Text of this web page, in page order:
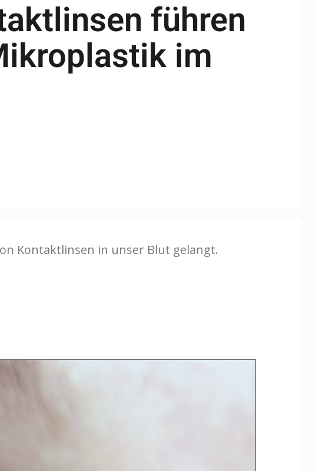
führen
im
Kontaktlinsen in unser Blut gelangt.